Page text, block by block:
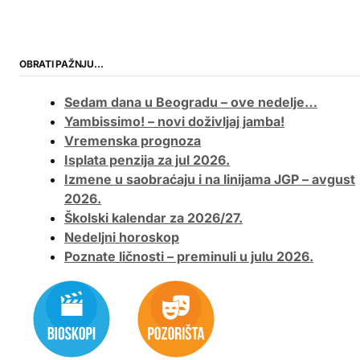
OBRATI PAŽNJU…
Sedam dana u Beogradu – ove nedelje…
Yambissimo! – novi doživljaj jamba!
Vremenska prognoza
Isplata penzija za jul 2026.
Izmene u saobraćaju i na linijama JGP – avgust
2026.
Školski kalendar za 2026/27.
Nedeljni horoskop
Poznate ličnosti – preminuli u julu 2026.